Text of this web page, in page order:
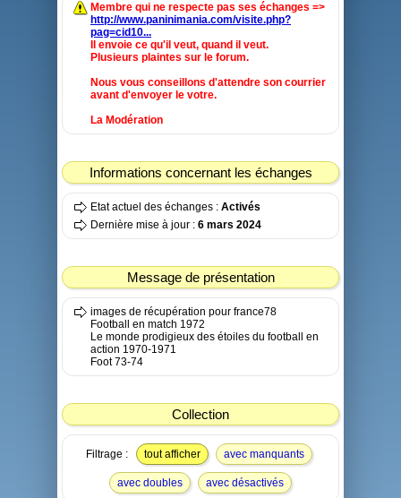
Membre qui ne respecte pas ses échanges =>
http://www.paninimania.com/visite.php?
pag=cid10...
Il envoie ce qu'il veut, quand il veut.
Plusieurs plaintes sur le forum.
Nous vous conseillons d'attendre son courrier
avant d'envoyer le votre.
La Modération
Informations concernant les échanges
Etat actuel des échanges : Activés
Dernière mise à jour : 6 mars 2024
Message de présentation
images de récupération pour france78
Football en match 1972
Le monde prodigieux des étoiles du football en
action 1970-1971
Foot 73-74
Collection
Filtrage : tout afficher avec manquants
avec doubles avec désactivés